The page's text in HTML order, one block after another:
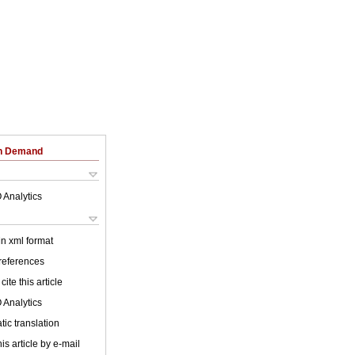
Demand
Analytics
xml format
this article
Analytics
translation
article by e-mail